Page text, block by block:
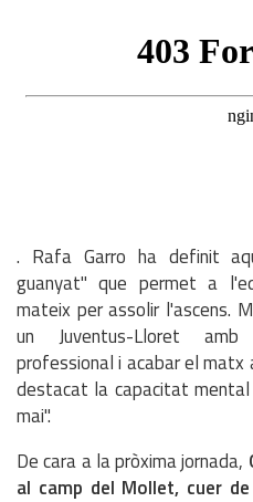
. Rafa Garro ha definit
guanyat" que permet a
mateix per assolir l'ascens.
un Juventus-Lloret
professional i acabar el matx
destacat la capacitat
mai".
De cara a la pròxima jornada,
al camp del Mollet, cuer